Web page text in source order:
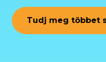
Tudj meg többet